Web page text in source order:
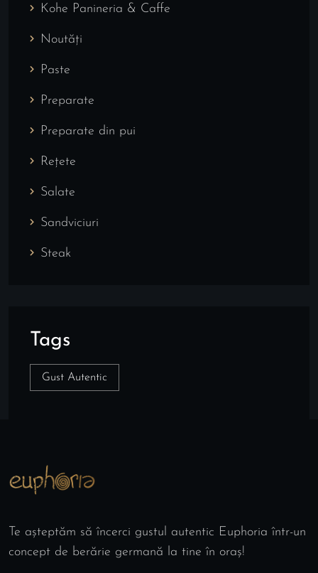
Kohe Panineria & Caffe
Noutăți
Paste
Preparate
Preparate din pui
Rețete
Salate
Sandviciuri
Steak
Tags
Gust Autentic
Te așteptăm să încerci gustul autentic Euphoria într-un
concept de berărie germană la tine în oraș!